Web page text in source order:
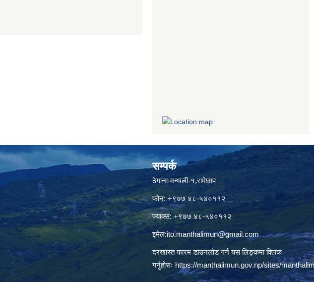
सम्पर्क
ठेगानाःमन्थली-१,रामेछाप
फोन: +९७७ ४८-५४०११२
फ्याक्स: +९७७ ४८-५४०११२
इमेल:ito.manthalimun@gmail.com
दरखास्त फारम डाउनलोड गर्न यस लिङ्कमा क्लिक
गर्नुहोसः https://manthalimun.gov.np/sites/